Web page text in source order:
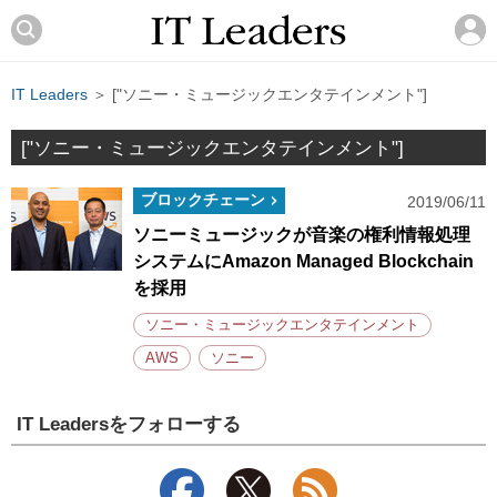
IT Leaders ＞ ["ソニー・ミュージックエンタテインメント"]
["ソニー・ミュージックエンタテインメント"]
ブロックチェーン 2019/06/11
ソニーミュージックが音楽の権利情報処理
システムにAmazon Managed Blockchain
を採用
ソニー・ミュージックエンタテインメント
AWS ソニー
IT Leadersをフォローする